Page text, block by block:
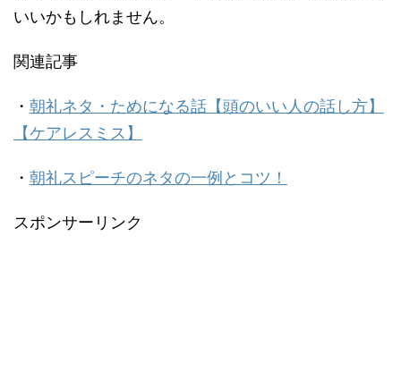
いいかもしれません。
関連記事
・ 朝礼ネタ・ためになる話【頭のいい人の話し方】
【ケアレスミス】
・ 朝礼スピーチのネタの一例とコツ！
スポンサーリンク